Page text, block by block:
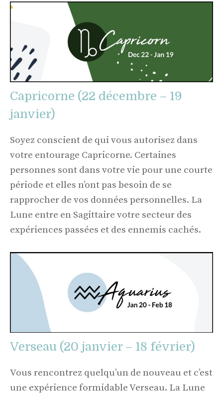
Capricorne (22 décembre – 19
janvier)
Soyez conscient de qui vous autorisez dans
votre entourage Capricorne. Certaines
personnes sont dans votre vie pour une courte
période et elles n’ont pas besoin de se
rapprocher de vos données personnelles. La
Lune entre en Sagittaire votre secteur des
expériences passées et des ennemis cachés.
Verseau (20 janvier – 18 février)
Vous rencontrez quelqu’un de nouveau et c’est
une expérience formidable Verseau. La Lune